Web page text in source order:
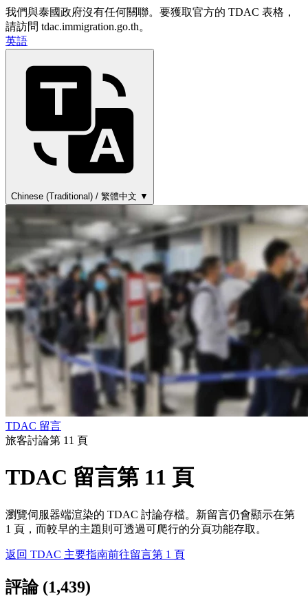
我們與泰國政府沒有任何關聯。要獲取官方的 TDAC 表格，
請訪問 tdac.immigration.go.th。
英語
Chinese (Traditional) / 繁體中文 ▼
TDAC 留言
旅客討論第 11 頁
TDAC 留言第 11 頁
瀏覽伺服器端渲染的 TDAC 討論存檔。新留言仍會顯示在第
1 頁，而較早的主題則可透過可爬行的分頁功能存取。
返回 TDAC 主要指南前往留言第 1 頁
評論(1,439)